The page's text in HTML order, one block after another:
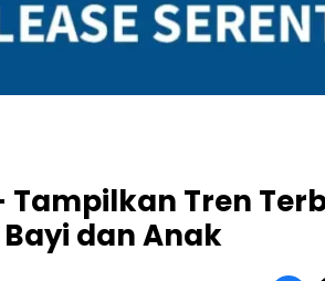
Tampilkan Tren
dan Anak